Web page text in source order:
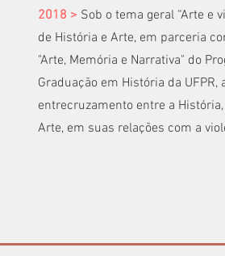
2018 > Sob o tema geral “Arte e
de História e Arte, em parceria
"Arte, Memória e Narrativa" do
Graduação em História da UFPR,
entrecruzamento entre a
Arte, em suas relações com a